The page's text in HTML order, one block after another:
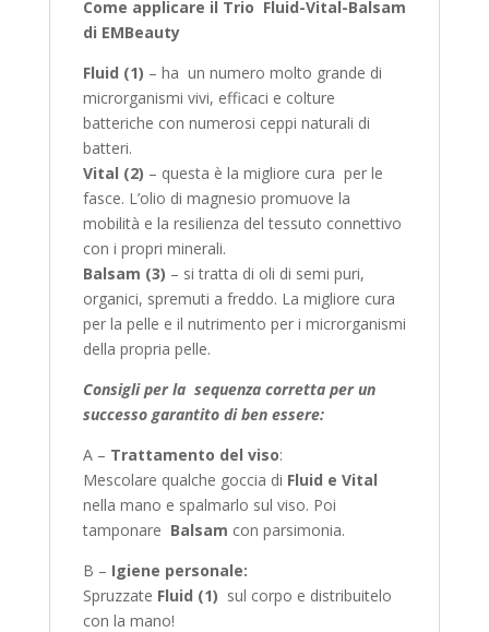
Come applicare il Trio Fluid-Vital-Balsam
di EMBeauty
Fluid (1) – ha un numero molto grande di
microrganismi vivi, efficaci e colture
batteriche con numerosi ceppi naturali di
batteri.
Vital (2) – questa è la migliore cura per le
fasce. L’olio di magnesio promuove la
mobilità e la resilienza del tessuto connettivo
con i propri minerali.
Balsam (3) – si tratta di oli di semi puri,
organici, spremuti a freddo. La migliore cura
per la pelle e il nutrimento per i microrganismi
della propria pelle.
Consigli per la sequenza corretta per un
successo garantito di ben essere:
A – Trattamento del viso:
Mescolare qualche goccia di Fluid e Vital
nella mano e spalmarlo sul viso. Poi
tamponare Balsam con parsimonia.
B – Igiene personale:
Spruzzate Fluid (1) sul corpo e distribuitelo
con la mano!